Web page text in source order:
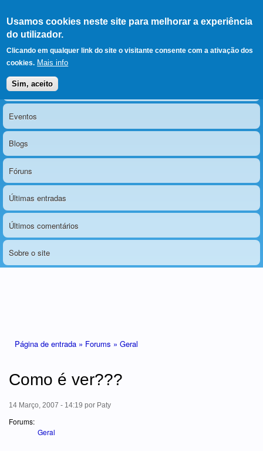
Usamos cookies neste site para melhorar a experiência
do utilizador.
Clicando em qualquer link do site o visitante consente com a ativação dos
cookies. Mais info
Sim, aceito
LERPARAVER , ir para a
página principal
O portal da visão diferente
Menu principal
Notícias
Eventos
Blogs
Fóruns
Últimas entradas
Últimos comentários
Sobre o site
Página de entrada » Forums » Geral
Como é ver???
14 Março, 2007 - 14:19 por Paty
Forums:
Geral